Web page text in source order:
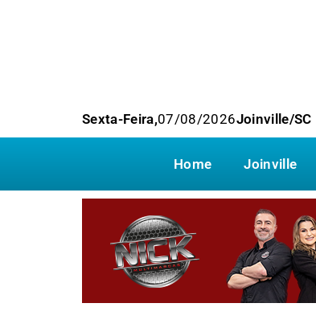
Sexta-Feira,07/08/2026Joinville/SC
Home Joinville